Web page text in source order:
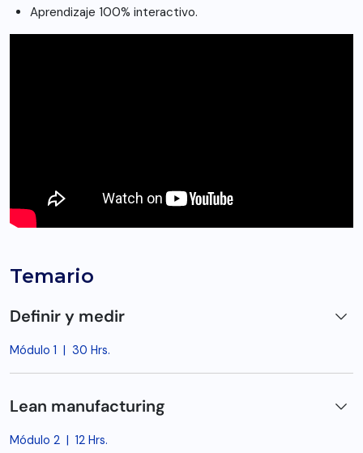
Aprendizaje 100% interactivo.
Temario
Definir y medir
Módulo 1 | 30 Hrs.
Lean manufacturing
Módulo 2 | 12 Hrs.